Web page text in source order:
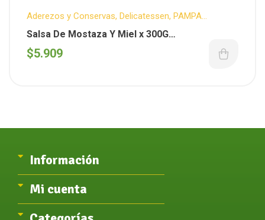
Aderezos y Conservas, Delicatessen, PAMPA
GOURMET
Salsa De Mostaza Y Miel x 300G
(Pampagourmet)
$5.909
Información
Mi cuenta